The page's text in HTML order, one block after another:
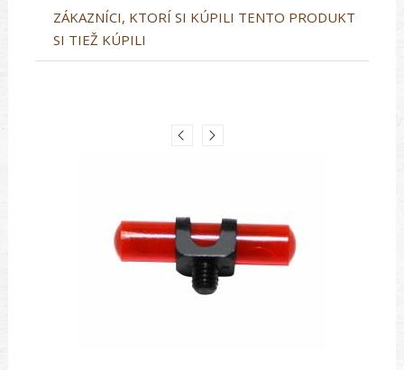
ZÁKAZNÍCI, KTORÍ SI KÚPILI TENTO PRODUKT
SI TIEŽ KÚPILI